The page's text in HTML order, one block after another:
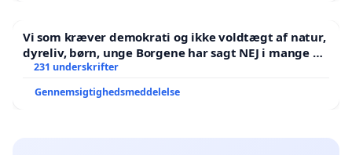
Vi som kræver demokrati og ikke voldtægt af natur,
dyreliv, børn, unge Borgene har sagt NEJ i mange år.
Der er
231 underskrifter
Gennemsigtighedsmeddelelse